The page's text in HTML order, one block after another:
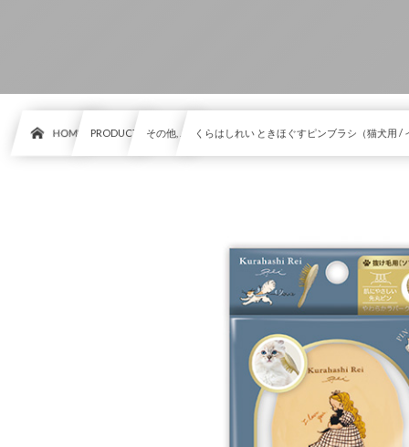
HOME PRODUCT その他, … くらはしれい ときほぐすピンブラシ（猫犬用 /